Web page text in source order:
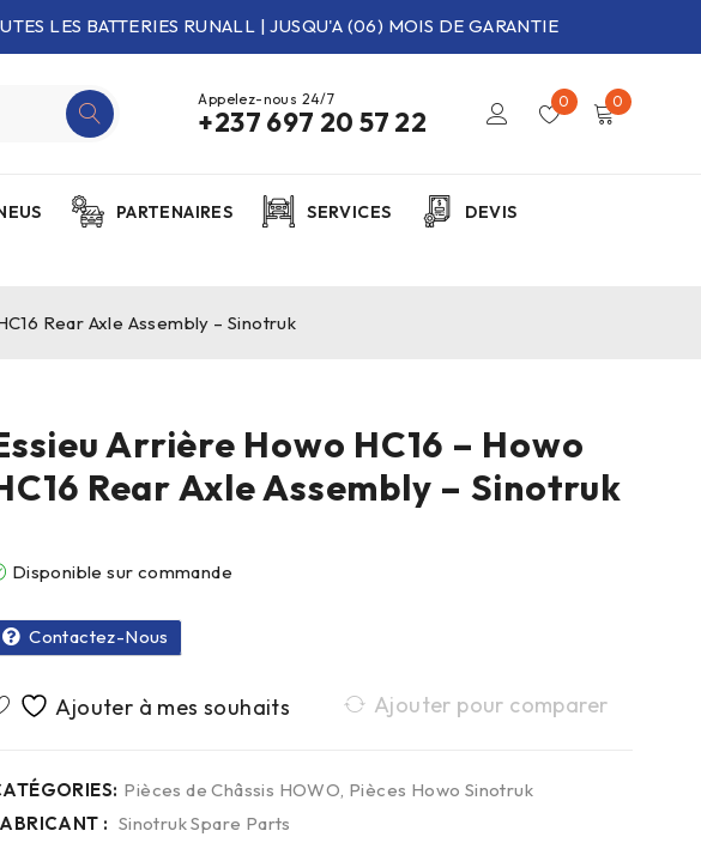
LES BATTERIES RUNALL | JUSQU'A (06) MOIS DE GARANTIE
Appelez-nous 24/7
+237 697 20 57 22
0 0
PARTENAIRES SERVICES DEVIS
Rear Axle Assembly – Sinotruk
Arrière Howo HC16 – Howo
Rear Axle Assembly – Sinotruk
Disponible sur commande
Contactez-Nous
Ajouter pour comparer
Pièces de Châssis HOWO Pièces Howo Sinotruk
: Sinotruk Spare Parts